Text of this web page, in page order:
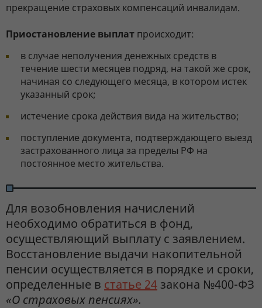
прекращение страховых компенсаций инвалидам.
Приостановление выплат происходит:
в случае неполучения денежных средств в
течение шести месяцев подряд, на такой же срок,
начиная со следующего месяца, в котором истек
указанный срок;
истечение срока действия вида на жительство;
поступление документа, подтверждающего выезд
застрахованного лица за пределы РФ на
постоянное место жительства.
Для возобновления начислений
необходимо обратиться в фонд,
осуществляющий выплату с заявлением.
Восстановление выдачи накопительной
пенсии осуществляется в порядке и сроки,
определенные в статье 24закона №400-ФЗ
«О страховых пенсиях».